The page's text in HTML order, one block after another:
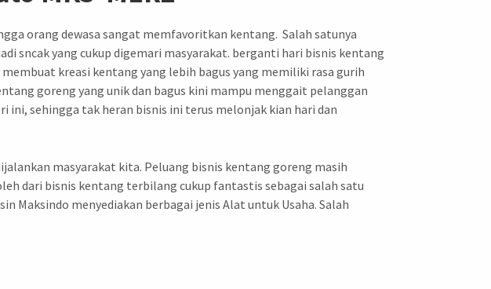
orang dewasa sangat memfavoritkan kentang. Salah satunya
sncak yang cukup digemari masyarakat. berganti hari bisnis kentang
kreasi kentang yang lebih bagus yang memiliki rasa gurih
goreng yang unik dan bagus kini mampu menggait pelanggan
sehingga tak heran bisnis ini terus melonjak kian hari dan
masyarakat kita. Peluang bisnis kentang goreng masih
dari bisnis kentang terbilang cukup fantastis sebagai salah satu
Maksindo menyediakan berbagai jenis Alat untuk Usaha. Salah